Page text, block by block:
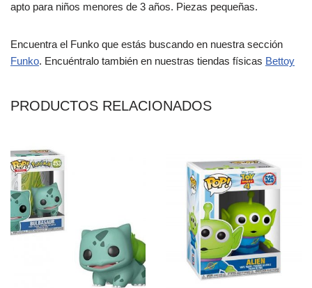
apto para niños menores de 3 años. Piezas pequeñas.
Encuentra el Funko que estás buscando en nuestra sección
Funko. Encuéntralo también en nuestras tiendas físicas Bettoy
PRODUCTOS RELACIONADOS